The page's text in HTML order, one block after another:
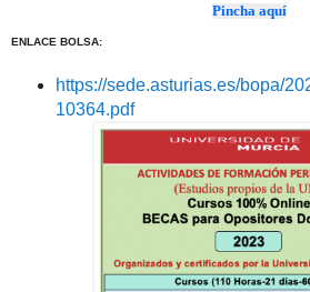
Pincha aquí
ENLACE BOLSA:
https://sede.asturias.es/bopa/
10364.pdf